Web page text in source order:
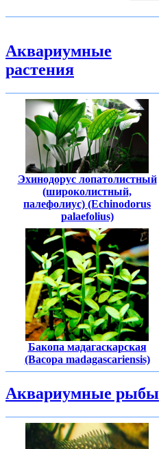
Аквариумные
растения
Эхинодорус лопатолистный
(широколистный,
палефолиус) (Echinodorus
palaefolius)
Бакопа мадагаскарская
(Bacopa madagascariensis)
Аквариумные рыбы